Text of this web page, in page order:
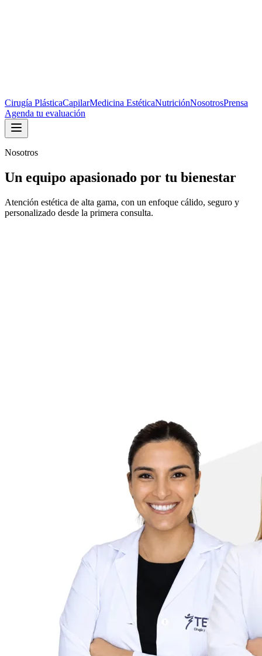
Cirugía PlásticaCapilarMedicina EstéticaNutriciónNosotrosPrensa
Agenda tu evaluación
Nosotros
Un equipo apasionado por tu bienestar
Atención estética de alta gama, con un enfoque cálido, seguro y
personalizado desde la primera consulta.